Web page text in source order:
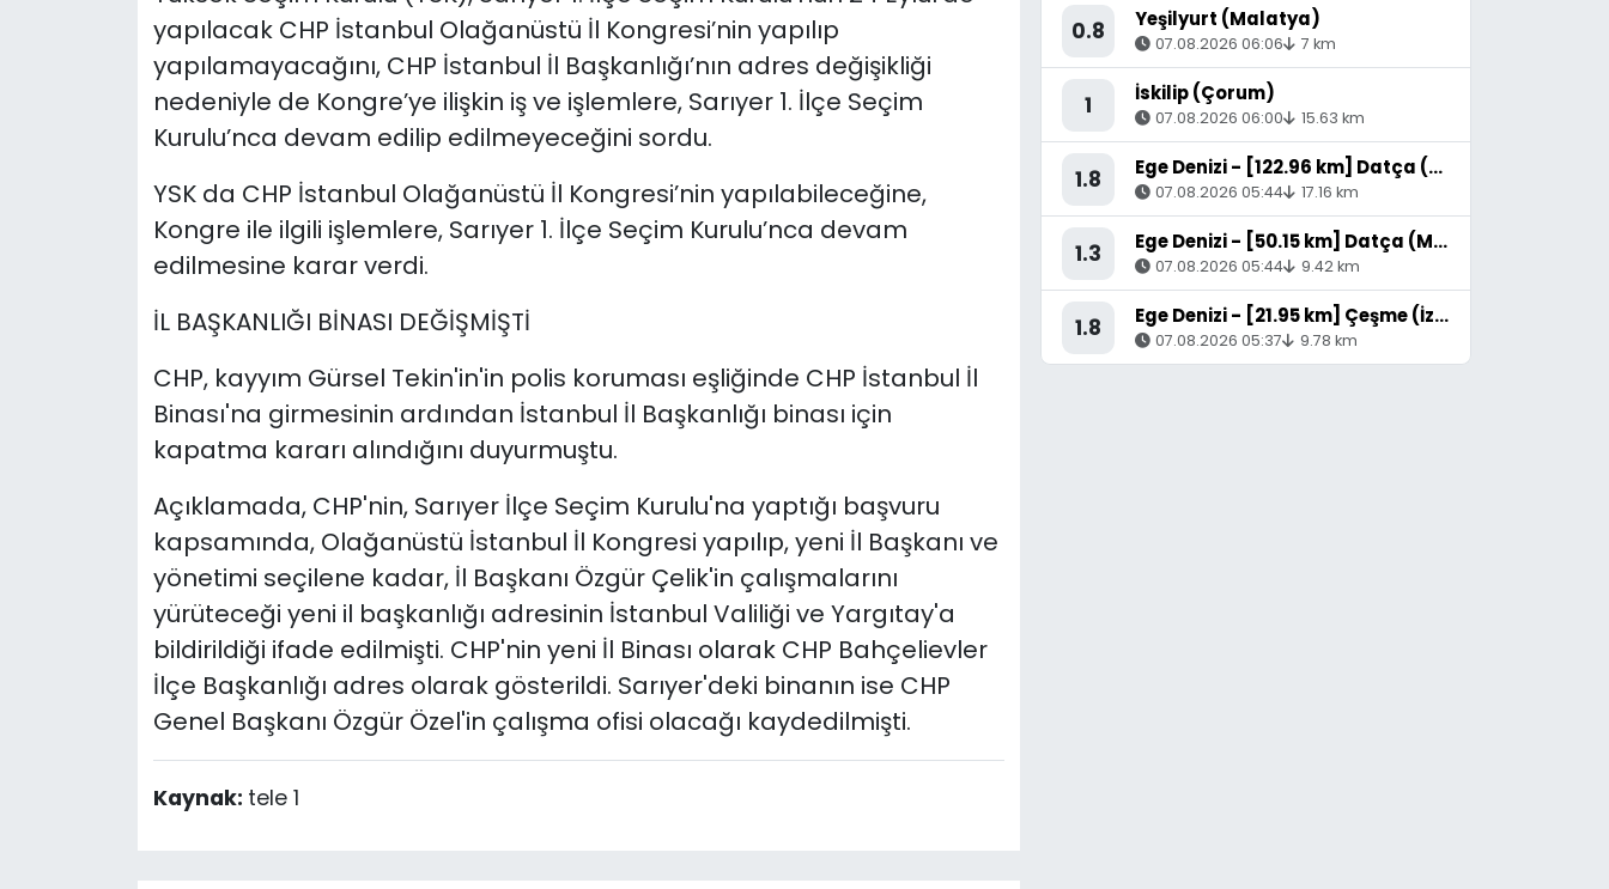
yapılacak CHP İstanbul Olağanüstü İl Kongresi’nin yapılıp
yapılamayacağını, CHP İstanbul İl Başkanlığı’nın adres değişikliği
nedeniyle de Kongre’ye ilişkin iş ve işlemlere, Sarıyer 1. İlçe Seçim
Kurulu’nca devam edilip edilmeyeceğini sordu.
YSK da CHP İstanbul Olağanüstü İl Kongresi’nin yapılabileceğine,
Kongre ile ilgili işlemlere, Sarıyer 1. İlçe Seçim Kurulu’nca devam
edilmesine karar verdi.
İL BAŞKANLIĞI BİNASI DEĞİŞMİŞTİ
CHP, kayyım Gürsel Tekin'in'in polis koruması eşliğinde CHP İstanbul İl
Binası'na girmesinin ardından İstanbul İl Başkanlığı binası için
kapatma kararı alındığını duyurmuştu.
Açıklamada, CHP'nin, Sarıyer İlçe Seçim Kurulu'na yaptığı başvuru
kapsamında, Olağanüstü İstanbul İl Kongresi yapılıp, yeni İl Başkanı ve
yönetimi seçilene kadar, İl Başkanı Özgür Çelik'in çalışmalarını
yürüteceği yeni il başkanlığı adresinin İstanbul Valiliği ve Yargıtay'a
bildirildiği ifade edilmişti. CHP'nin yeni İl Binası olarak CHP Bahçelievler
İlçe Başkanlığı adres olarak gösterildi. Sarıyer'deki binanın ise CHP
Genel Başkanı Özgür Özel'in çalışma ofisi olacağı kaydedilmişti.
Kaynak: tele 1
0.8 Yeşilyurt (Malatya)
07.08.2026 06:06 7 km
1 İskilip (Çorum)
07.08.2026 06:00 15.63 km
1.8 Ege Denizi - [122.96 km] Datça (Muğla)
07.08.2026 05:44 17.16 km
1.3 Ege Denizi - [50.15 km] Datça (Muğla)
07.08.2026 05:44 9.42 km
1.8 Ege Denizi - [21.95 km] Çeşme (İzmir)
07.08.2026 05:37 9.78 km